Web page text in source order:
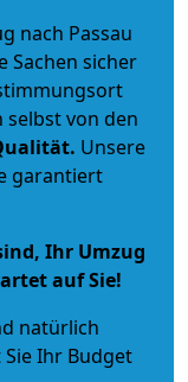
nach Passau
Sachen sicher
selbst von den
. Unsere
garantiert
Ihr Umzug
auf Sie!
natürlich
Sie Ihr Budget